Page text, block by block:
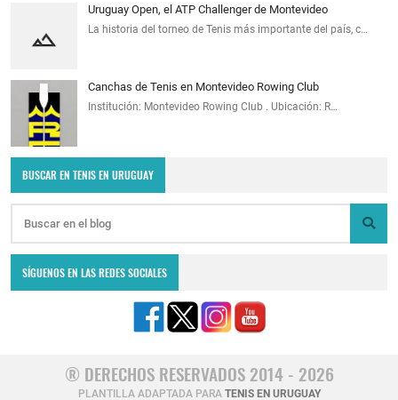
Uruguay Open, el ATP Challenger de Montevideo
La historia del torneo de Tenis más importante del país, c…
Canchas de Tenis en Montevideo Rowing Club
Institución: Montevideo Rowing Club . Ubicación: R…
BUSCAR EN TENIS EN URUGUAY
SÍGUENOS EN LAS REDES SOCIALES
® DERECHOS RESERVADOS 2014 - 2026
PLANTILLA ADAPTADA PARA TENIS EN URUGUAY